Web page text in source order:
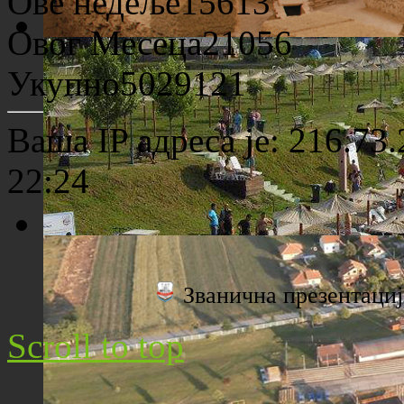
Археолошко налазиште "Viminacium"
Плажа "Топољар" - Поглед са торња
Овог Месеца21056
Укупно5029121
Ваша IP адреса је:
22:24
Званична
Scroll to top